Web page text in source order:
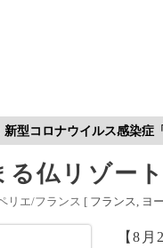
新型コロナウイルス感染症
る仏リゾー
リエ/フランス [ フランス ヨ
【8